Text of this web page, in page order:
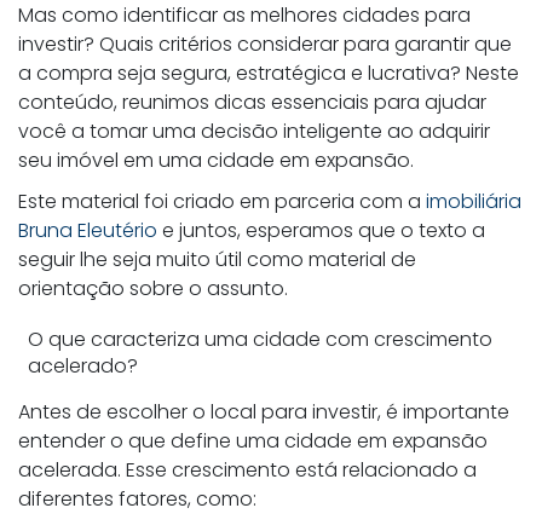
Mas como identificar as melhores cidades para
investir? Quais critérios considerar para garantir que
a compra seja segura, estratégica e lucrativa? Neste
conteúdo, reunimos dicas essenciais para ajudar
você a tomar uma decisão inteligente ao adquirir
seu imóvel em uma cidade em expansão.
Este material foi criado em parceria com a imobiliária
Bruna Eleutério e juntos, esperamos que o texto a
seguir lhe seja muito útil como material de
orientação sobre o assunto.
O que caracteriza uma cidade com crescimento
acelerado?
Antes de escolher o local para investir, é importante
entender o que define uma cidade em expansão
acelerada. Esse crescimento está relacionado a
diferentes fatores, como: